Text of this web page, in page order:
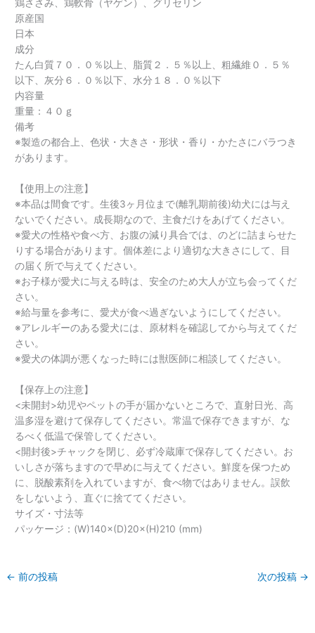
鶏ささみ、鶏軟骨（ヤゲン）、グリセリン
原産国
日本
成分
たん白質７０．０％以上、脂質２．５％以上、粗繊維０．５％
以下、灰分６．０％以下、水分１８．０％以下
内容量
重量：４０ｇ
備考
※製造の都合上、色状・大きさ・形状・香り・かたさにバラつき
があります。
【使用上の注意】
※本品は間食です。生後3ヶ月位まで(離乳期前後)幼犬には与え
ないでください。成長期なので、主食だけをあげてください。
※愛犬の性格や食べ方、お腹の減り具合では、のどに詰まらせた
りする場合があります。個体差により適切な大きさにして、目
の届く所で与えてください。
※お子様が愛犬に与える時は、安全のため大人が立ち会ってくだ
さい。
※給与量を参考に、愛犬が食べ過ぎないようにしてください。
※アレルギーのある愛犬には、原材料を確認してから与えてくだ
さい。
※愛犬の体調が悪くなった時には獣医師に相談してください。
【保存上の注意】
<未開封>幼児やペットの手が届かないところで、直射日光、高
温多湿を避けて保存してください。常温で保存できますが、な
るべく低温で保管してください。
<開封後>チャックを閉じ、必ず冷蔵庫で保存してください。お
いしさが落ちますので早めに与えてください。鮮度を保つため
に、脱酸素剤を入れていますが、食べ物ではありません。誤飲
をしないよう、直ぐに捨ててください。
サイズ・寸法等
パッケージ：(W)140×(D)20×(H)210 (mm)
← 前の投稿 次の投稿 →